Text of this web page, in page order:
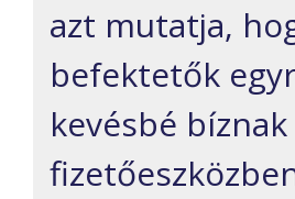
azt mutatja,
befektetők
kevésbé bíznak